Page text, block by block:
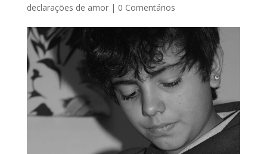
declarações de amor| 0 Comentários